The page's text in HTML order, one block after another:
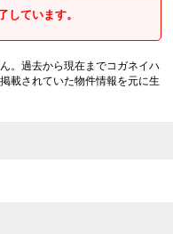
しています。
。過去から現在までコガネイハ
載されていた物件情報を元に生